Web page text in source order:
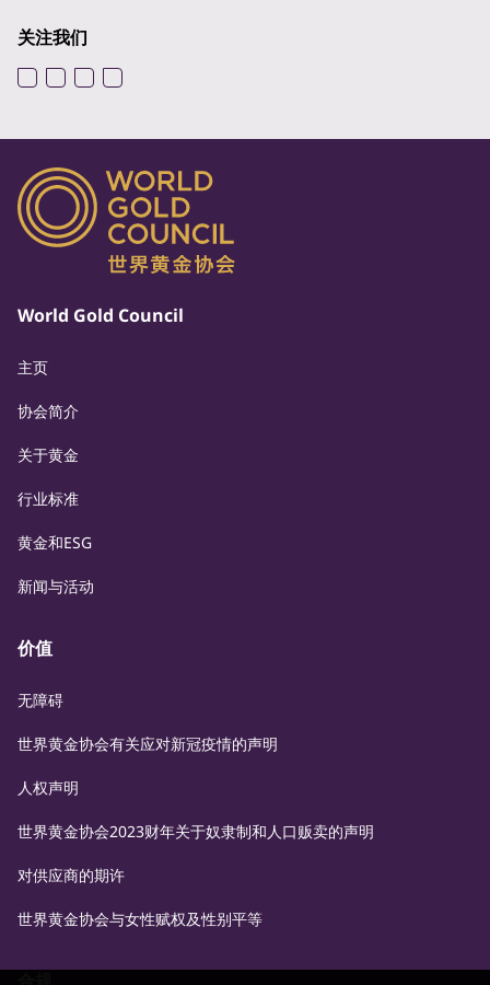
关注我们
World Gold Council
主页
协会简介
关于黄金
行业标准
黄金和ESG
新闻与活动
价值
无障碍
世界黄金协会有关应对新冠疫情的声明
人权声明
世界黄金协会2023财年关于奴隶制和人口贩卖的声明
对供应商的期许
世界黄金协会与女性赋权及性别平等